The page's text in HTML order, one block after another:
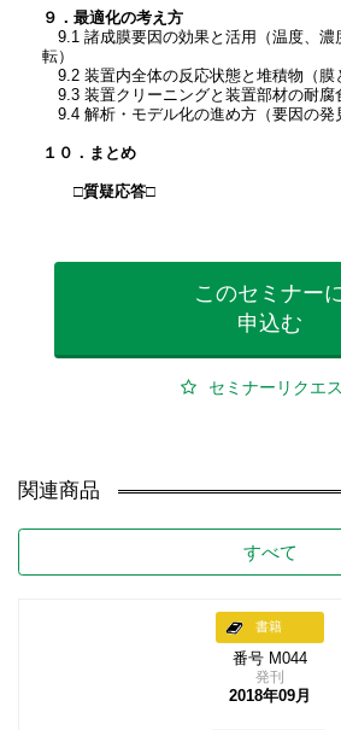
９．最適化の考え方
9.1 諸成膜要因の効果と活用（温度、濃
転）
9.2 装置内全体の反応状態と堆積物（膜
9.3 装置クリーニングと装置部材の耐腐
9.4 解析・モデル化の進め方（要因の発
１０．まとめ
□質疑応答□
このセミナー
申込む
セミナーリクエ
関連商品
すべて
書籍
番号 M044
発刊
2018年09月